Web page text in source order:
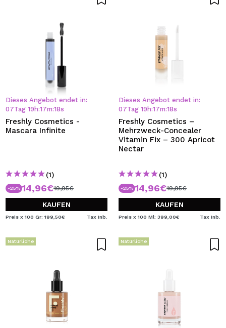
Dieses Angebot endet in:
07Tag 19 h:17m:18s
Freshly Cosmetics -
Mascara Infinite
(1)
-25% 14,96€19,95€
KAUFEN
Preis x 100 Gr: 199,50€ Tax Inb.
Dieses Angebot endet in:
07Tag 19 h:17m:18s
Freshly Cosmetics –
Mehrzweck-Concealer
Vitamin Fix – 300 Apricot
Nectar
(1)
-25% 14,96€19,95€
KAUFEN
Preis x 100 Ml: 399,00€ Tax Inb.
Natürliche Natürliche